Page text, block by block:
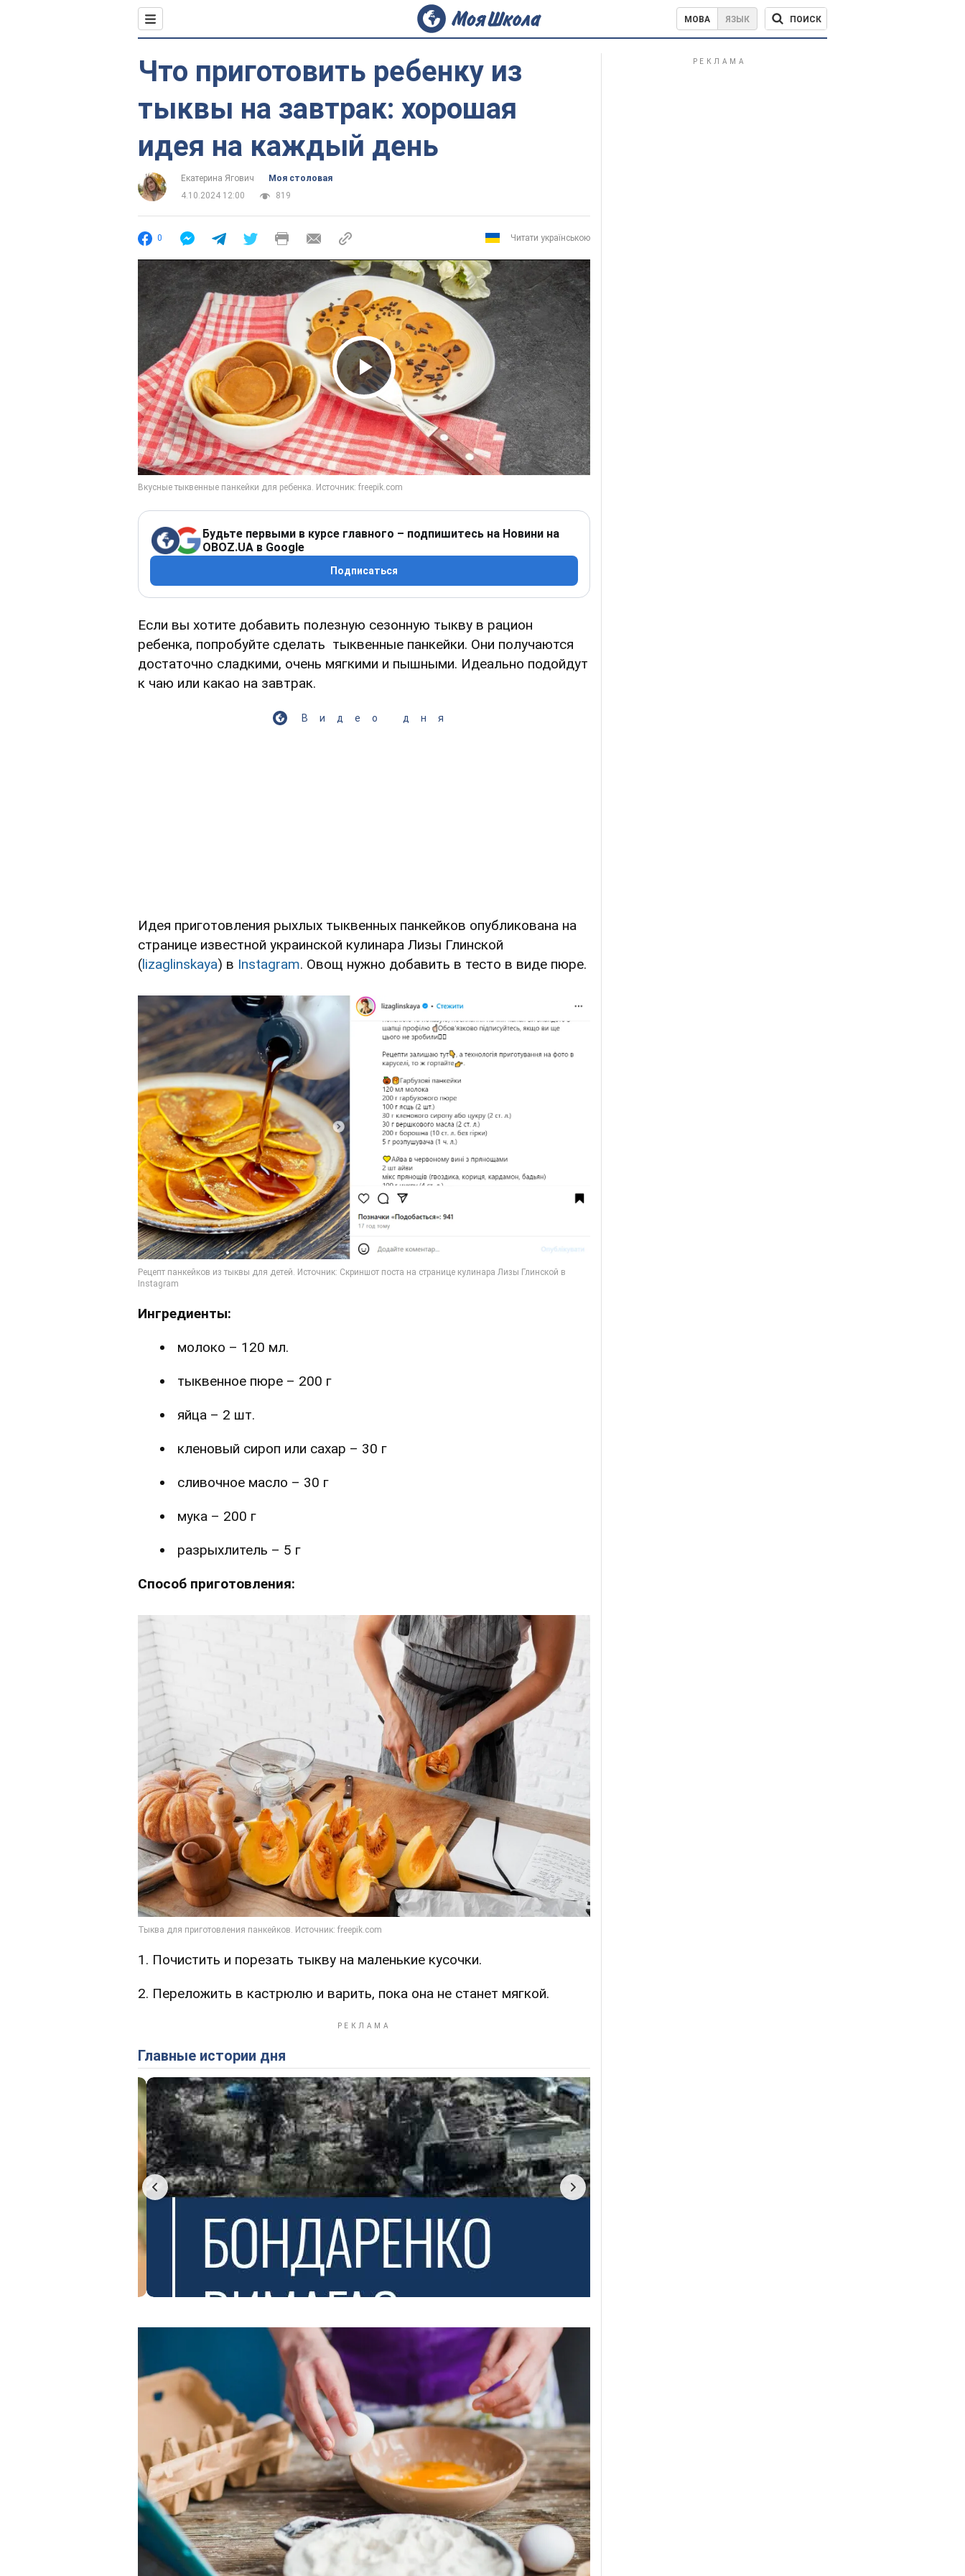
МОВА ЯЗЫК ПОИСК
Что приготовить ребенку из
тыквы на завтрак: хорошая
идея на каждый день
Екатерина Ягович
Моя столовая
4.10.2024 12:00
819
0 Читати українською
Play Video
Будьте первыми в курсе главного – подпишитесь на Новини на
OBOZ.UA в Google
Подписаться
Если вы хотите добавить полезную сезонную тыкву в рацион
ребенка, попробуйте сделать тыквенные панкейки. Они получаются
достаточно сладкими, очень мягкими и пышными. Идеально подойдут
к чаю или какао на завтрак.
Видео дня
Идея приготовления рыхлых тыквенных панкейков опубликована на
странице известной украинской кулинара Лизы Глинской
(lizaglinskaya) в Instagram. Овощ нужно добавить в тесто в виде пюре.
Ингредиенты:
молоко – 120 мл.
тыквенное пюре – 200 г
яйца – 2 шт.
кленовый сироп или сахар – 30 г
сливочное масло – 30 г
мука – 200 г
разрыхлитель – 5 г
Способ приготовления:
1. Почистить и порезать тыкву на маленькие кусочки.
2. Переложить в кастрюлю и варить, пока она не станет мягкой.
Главные истории дня